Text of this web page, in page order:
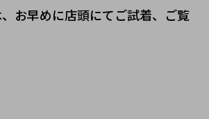
お早めに店頭にてご試着、ご覧